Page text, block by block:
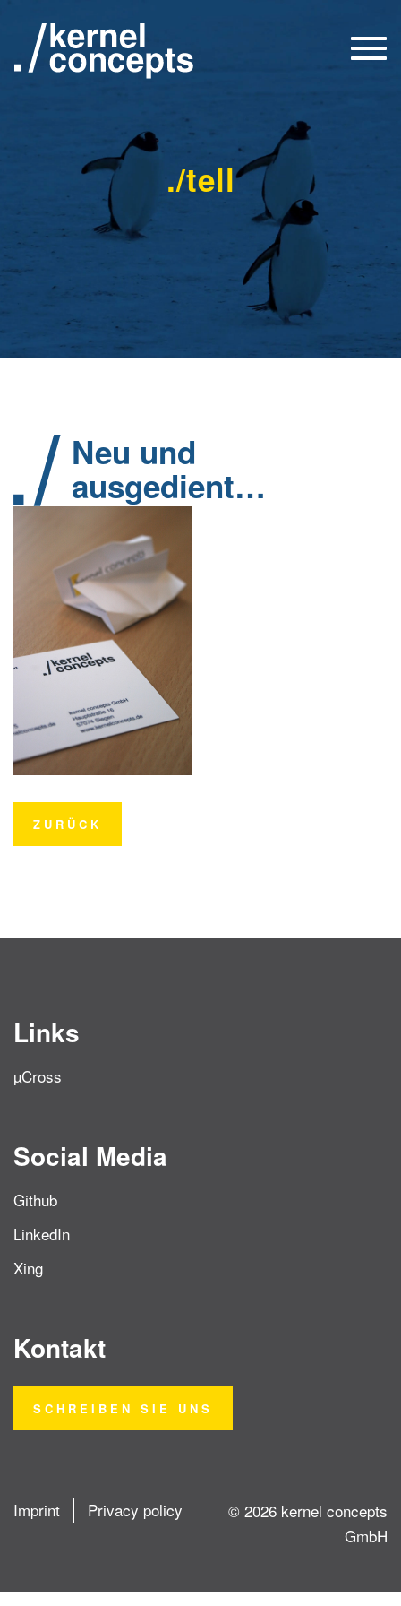
./tell
Neu und
ausgedient…
ZURÜCK
Links
µCross
Social Media
Github
LinkedIn
Xing
Kontakt
SCHREIBEN SIE UNS
Imprint Privacy policy
© 2026 kernel concepts
GmbH